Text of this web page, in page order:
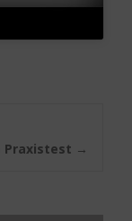
Praxistest →